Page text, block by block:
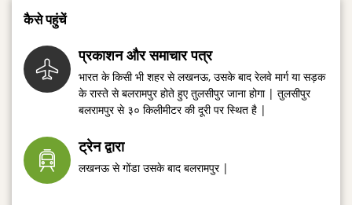
कैसे पहुंचें
प्रकाशन और समाचार पत्र
भारत के किसी भी शहर से लखनऊ, उसके बाद रेलवे मार्ग या सड़क
के रास्ते से बलरामपुर होते हुए तुलसीपुर जाना होगा | तुलसीपुर
बलरामपुर से ३० किलीमीटर की दूरी पर स्थित है |
ट्रेन द्वारा
लखनऊ से गोंडा उसके बाद बलरामपुर |